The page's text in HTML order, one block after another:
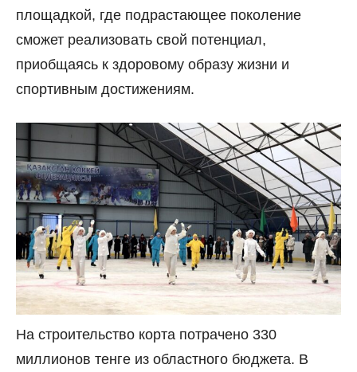
площадкой, где подрастающее поколение
сможет реализовать свой потенциал,
приобщаясь к здоровому образу жизни и
спортивным достижениям.
На строительство корта потрачено 330
миллионов тенге из областного бюджета. В